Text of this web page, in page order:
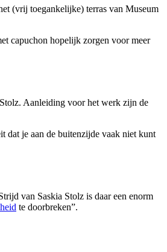
(vrij toegankelijke) terras van Museum
capuchon hopelijk zorgen voor meer
Aanleiding voor het werk zijn de
dat je aan de buitenzijde vaak niet kunt
van Saskia Stolz is daar een enorm
te doorbreken”.